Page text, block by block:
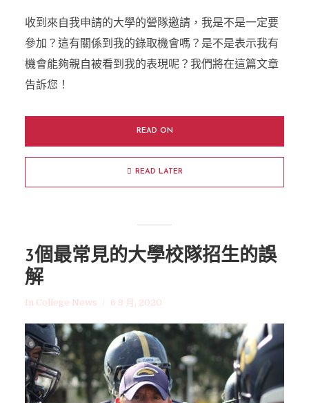
收到來自我申請的大學的營隊邀請，我是不是一定要
參加？這有關係到我的錄取機會嗎？是不是表示我有
機會能夠親自被看到我的表現呢？我們將在這篇文章
告訴您！
READ ON
READ LATER
3個最常見的大學校隊招生的誤
解
In College News 6 9 月, 2020